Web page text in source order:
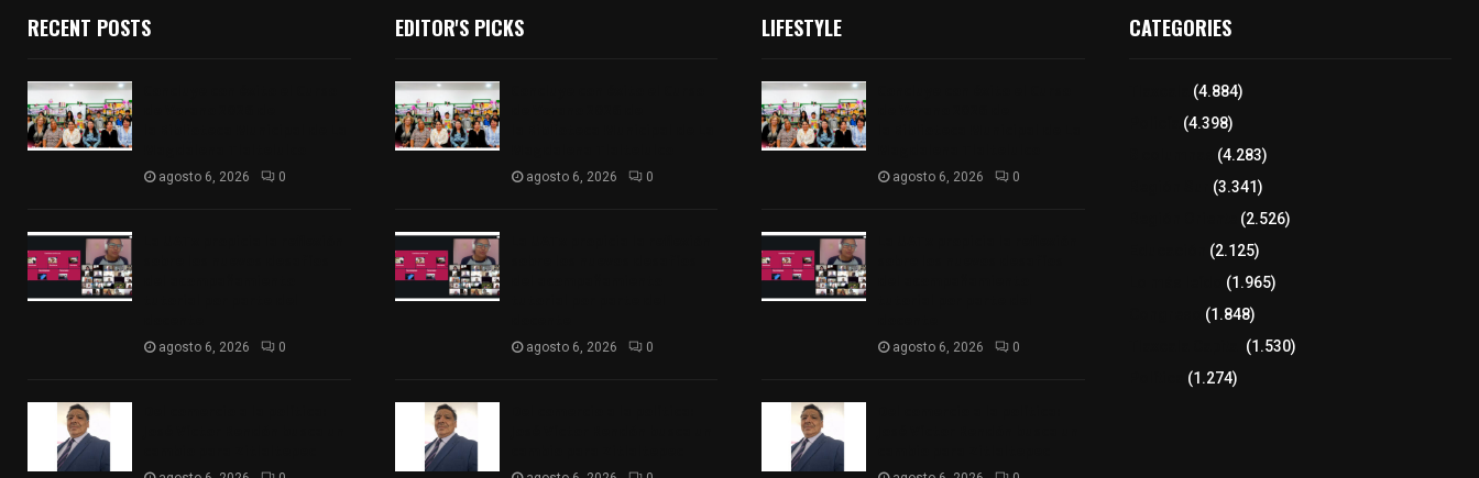
RECENT POSTS
agosto 6, 2026 0
agosto 6, 2026 0
EDITOR'S PICKS
agosto 6, 2026 0
agosto 6, 2026 0
LIFESTYLE
agosto 6, 2026 0
agosto 6, 2026 0
CATEGORIES
(4.884)
(4.398)
(4.283)
(3.341)
(2.526)
(2.125)
(1.965)
(1.848)
(1.530)
(1.274)